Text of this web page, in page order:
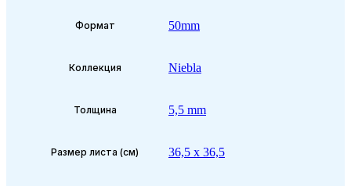
Формат 50mm
Коллекция Niebla
Толщина 5,5 mm
Размер листа (см) 36,5 x 36,5